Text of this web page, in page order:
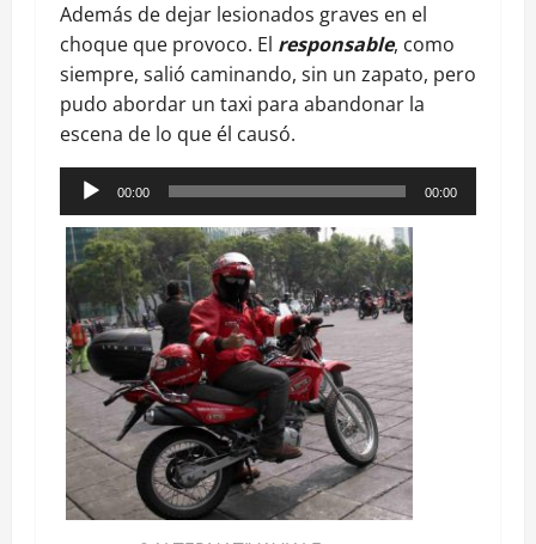
Además de dejar lesionados graves en el
choque que provoco. El responsable, como
siempre, salió caminando, sin un zapato, pero
pudo abordar un taxi para abandonar la
escena de lo que él causó.
Reproductor
de
audio
00:00 00:00